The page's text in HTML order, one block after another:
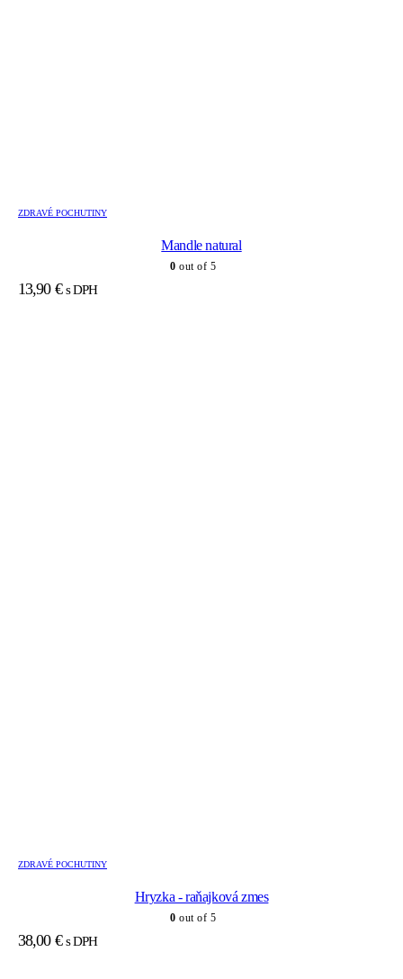
ZDRAVÉ POCHUTINY
Mandle natural
0 out of 5
13,90 € s DPH
ZDRAVÉ POCHUTINY
Hryzka - raňajková zmes
0 out of 5
38,00 € s DPH